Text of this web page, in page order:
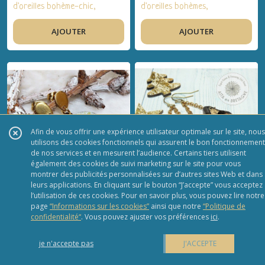
d'oreilles bohème-chic,
artisanal, céramique,
cuivre - Idée cadeau,
fêtes, anniversaire, Noël
AJOUTER
d'oreilles bohèmes,
artisanal, bronze, verre
filé, verre de Bohème,
pendentif vintage - idée
cadeau FEMMES
AJOUTER
FLEURETTES ♥ Boucles
d'oreilles bohèmes,
plaqué or, émaux d'art -
28€
CERAMIQUES EN FËTE ♥
Boucles d'oreilles
plaqué or, céramique -
idée cadeau FEMMES
48 €
AJOUTER
Afin de vous offrir une expérience utilisateur optimale sur le site, nous
utilisons des cookies fonctionnels qui assurent le bon fonctionnement
de nos services et en mesurent l’audience. Certains tiers utilisent
également des cookies de suivi marketing sur le site pour vous
montrer des publicités personnalisées sur d’autres sites Web et dans
leurs applications. En cliquant sur le bouton “J’accepte” vous acceptez
l’utilisation de ces cookies. Pour en savoir plus, vous pouvez lire notre
page “Informations sur les cookies” ainsi que notre “Politique de
confidentialité“. Vous pouvez ajuster vos préférences ici.
je n'accepte pas J'ACCEPTE